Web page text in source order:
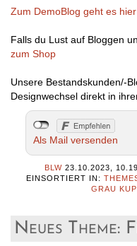
Zum DemoBlog geht es
Falls du Lust auf Bloggen
zum Shop
Unsere Bestandskunden/-
Designwechsel direkt in
Als Mail versenden
BLW 23.10.2023, 10.19
EINSORTIERT IN:
GRAU
Neues Theme: